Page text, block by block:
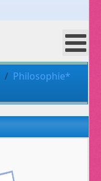
Philosophie*